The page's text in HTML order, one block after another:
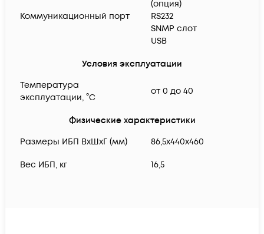
Коммуникационный порт
(опция)
RS232
SNMP слот
USB
Условия эксплуатации
Температура
эксплуатации, °C
от 0 до 40
Физические характеристики
Размеры ИБП ВхШхГ (мм)
86,5x440x460
Вес ИБП, кг 16,5